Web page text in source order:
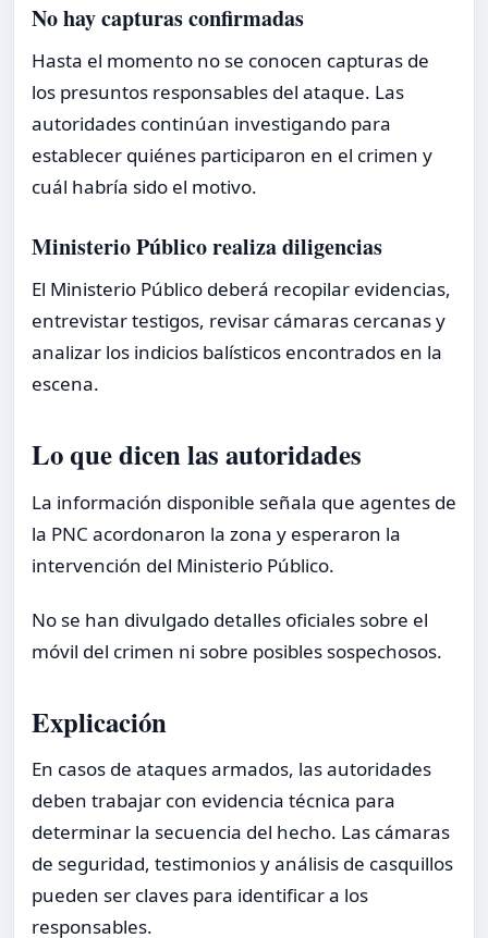
No hay capturas confirmadas
Hasta el momento no se conocen capturas de
los presuntos responsables del ataque. Las
autoridades continúan investigando para
establecer quiénes participaron en el crimen y
cuál habría sido el motivo.
Ministerio Público realiza diligencias
El Ministerio Público deberá recopilar evidencias,
entrevistar testigos, revisar cámaras cercanas y
analizar los indicios balísticos encontrados en la
escena.
Lo que dicen las autoridades
La información disponible señala que agentes de
la PNC acordonaron la zona y esperaron la
intervención del Ministerio Público.
No se han divulgado detalles oficiales sobre el
móvil del crimen ni sobre posibles sospechosos.
Explicación
En casos de ataques armados, las autoridades
deben trabajar con evidencia técnica para
determinar la secuencia del hecho. Las cámaras
de seguridad, testimonios y análisis de casquillos
pueden ser claves para identificar a los
responsables.